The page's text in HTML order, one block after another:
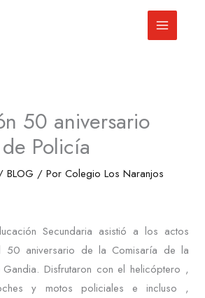
50 aniversario
Policía
BLOG / PorColegio Los Naranjos
Secundaria asistió a los actos
50 aniversario de la Comisaría de la
Disfrutaron con el helicóptero ,
y motos policiales e incluso ,